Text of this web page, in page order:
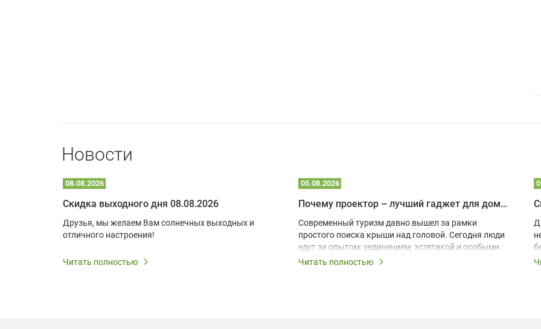
Новости
08.08.2026
Скидка выходного дня 08.08.2026
Друзья, мы желаем Вам солнечных выходных и
отличного настроения!
Читать полностью
05.08.2026
Почему проектор – лучший гаджет для домика в глэмпинге
Современный туризм давно вышел за рамки
простого поиска крыши над головой. Сегодня люди
едут за опытом: уединением, эстетикой и особыми
ощущениями. Владельцы A-frame домов,
Читать полностью